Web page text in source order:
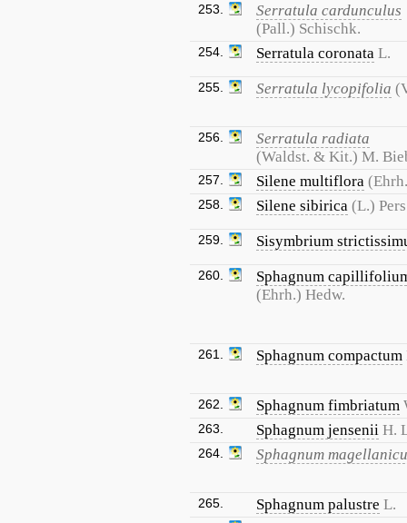
253.
Serratula cardunculus
(Pall.) Schischk.
254. Serratula coronata L.
255. Serratula lycopifolia
256.
Serratula radiata
(Waldst. & Kit.) M.
257. Silene multiflora
258. Silene sibirica (L.)
259. Sisymbrium
260.
Sphagnum
(Ehrh.) Hedw.
261. Sphagnum compactum
262. Sphagnum fimbriatum
263. Sphagnum jensenii H.
264. Sphagnum
265. Sphagnum palustre L.